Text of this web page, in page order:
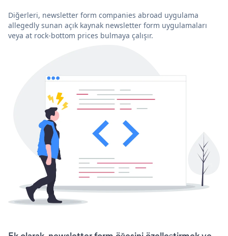
Diğerleri, newsletter form companies abroad uygulama
allegedly sunan açık kaynak newsletter form uygulamaları
veya at rock-bottom prices bulmaya çalışır.